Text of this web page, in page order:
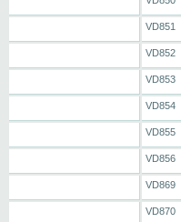
VD851
VD852
VD853
VD854
VD855
VD856
VD869
VD870